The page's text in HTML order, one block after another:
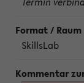
SkillsLab